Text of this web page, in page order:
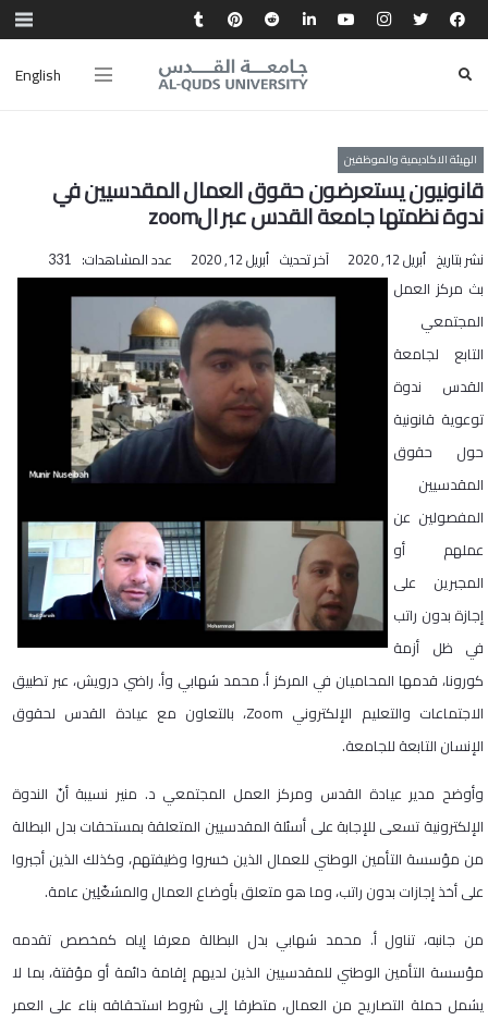
English
الهيئة الاكاديمية والموظفين
قانونيون يستعرضون حقوق العمال المقدسيين في
ندوة نظمتها جامعة القدس عبر الzoom
نشر بتاريخ أبريل 12, 2020 آخر تحديث أبريل 12, 2020 عدد المشاهدات: 331
بث مركز العمل
المجتمعي
التابع لجامعة
القدس ندوة
توعوية قانونية
حول حقوق
المقدسيين
المفصولين عن
عملهم أو
المجبرين على
إجازة بدون راتب
في ظل أزمة
كورونا، قدمها المحاميان في المركز أ. محمد شهابي وأ. راضي درويش، عبر تطبيق
الاجتماعات والتعليم الإلكتروني Zoom، بالتعاون مع عيادة القدس لحقوق
الإنسان التابعة للجامعة.
وأوضح مدير عيادة القدس ومركز العمل المجتمعي د. منير نسيبة أنّ الندوة
الإلكترونية تسعى للإجابة على أسئلة المقدسيين المتعلقة بمستحقات بدل البطالة
من مؤسسة التأمين الوطني للعمال الذين خسروا وظيفتهم، وكذلك الذين أجبروا
على أخذ إجازات بدون راتب، وما هو متعلق بأوضاع العمال والمشغّلِين عامة.
من جانبه، تناول أ. محمد شهابي بدل البطالة معرفا إياه كمخصص تقدمه
مؤسسة التأمين الوطني للمقدسيين الذين لديهم إقامة دائمة أو مؤقتة، بما لا
يشمل حملة التصاريح من العمال، متطرقا إلى شروط استحقاقه بناء على العمر